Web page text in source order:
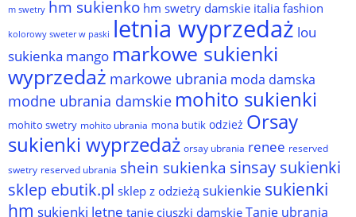
m swetry hm sukienko hm swetry damskie italia fashion
kolorowy sweter w paski letnia wyprzedaż lou
sukienka mango markowe sukienki
wyprzedaż markowe ubrania moda damska
modne ubrania damskie mohito sukienki
mohito swetry mohito ubrania mona butik odzież Orsay
sukienki wyprzedaż orsay ubrania renee reserved
swetry reserved ubrania shein sukienka sinsay sukienki
sklep ebutik.pl sklep z odzieżą sukienkie sukienki
hm sukienki letne tanie ciuszki damskie Tanie ubrania